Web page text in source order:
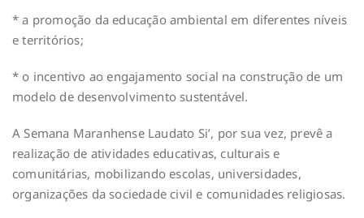
* a promoção da educação ambiental em diferentes níveis
e territórios;
* o incentivo ao engajamento social na construção de um
modelo de desenvolvimento sustentável.
A Semana Maranhense Laudato Si’, por sua vez, prevê a
realização de atividades educativas, culturais e
comunitárias, mobilizando escolas, universidades,
organizações da sociedade civil e comunidades religiosas.